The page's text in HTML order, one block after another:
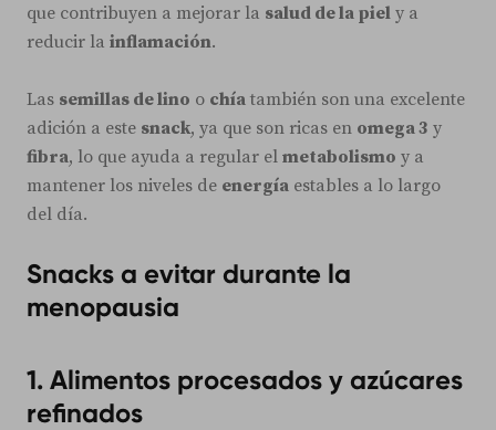
que contribuyen a mejorar la salud de la piel y a
reducir la inflamación.
Las semillas de lino o chía también son una excelente
adición a este snack, ya que son ricas en omega 3 y
fibra, lo que ayuda a regular el metabolismo y a
mantener los niveles de energía estables a lo largo
del día.
Snacks a evitar durante la
menopausia
1. Alimentos procesados y azúcares
refinados